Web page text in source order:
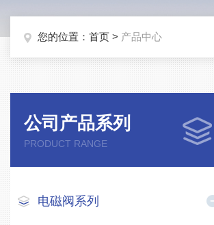
您的位置： 首页 > 产品中心
公司产品系列
PRODUCT RANGE
电磁阀系列